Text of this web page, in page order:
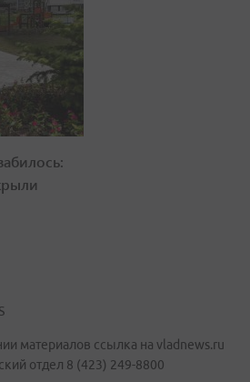
материалов ссылка на vladnews.ru
отдел 8 (423) 249-8800